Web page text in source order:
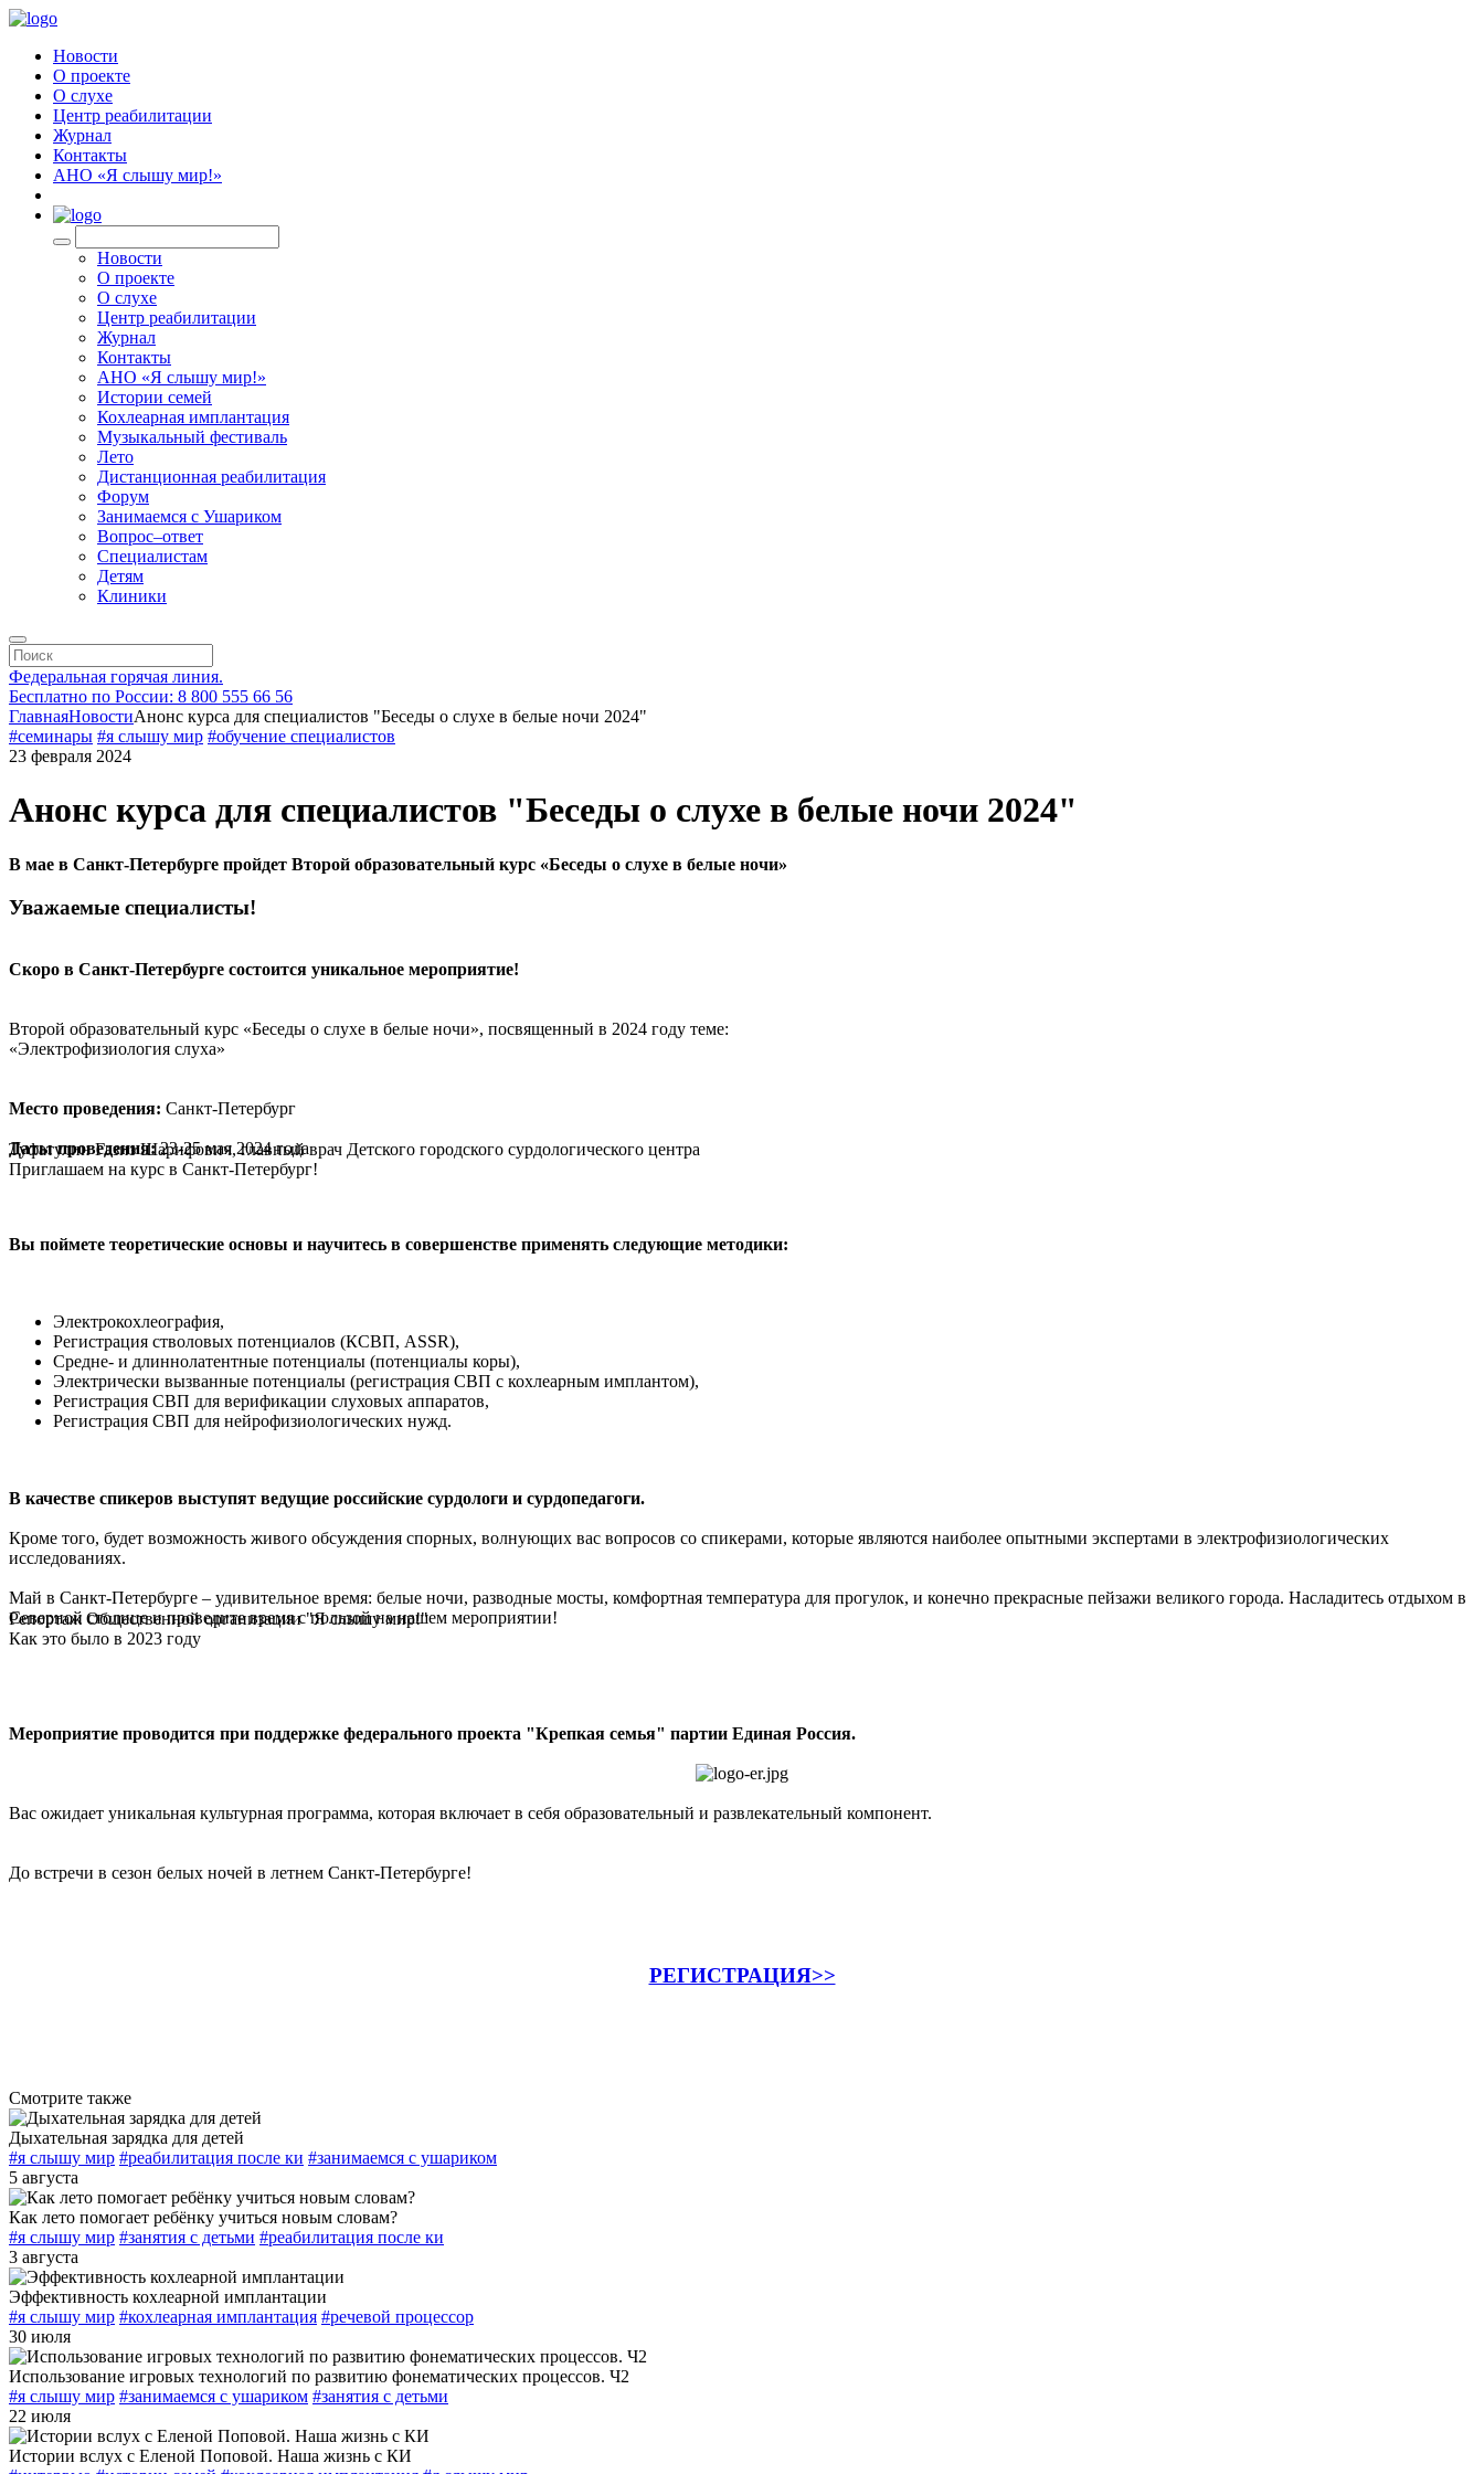
Новости
О проекте
О слухе
Центр реабилитации
Журнал
Контакты
АНО «Я слышу мир!»
Новости
О проекте
О слухе
Центр реабилитации
Журнал
Контакты
АНО «Я слышу мир!»
Истории семей
Кохлеарная имплантация
Музыкальный фестиваль
Лето
Дистанционная реабилитация
Форум
Занимаемся с Ушариком
Вопрос–ответ
Специалистам
Детям
Клиники
Федеральная горячая линия.
Бесплатно по России: 8 800 555 66 56
ГлавнаяНовостиАнонс курса для специалистов "Беседы о слухе в белые ночи 2024"
#семинары #я слышу мир #обучение специалистов
23 февраля 2024
Анонс курса для специалистов "Беседы о слухе в белые ночи 2024"
В мае в Санкт-Петербурге пройдет Второй образовательный курс «Беседы о слухе в белые ночи»
Уважаемые специалисты!
Скоро в Санкт-Петербурге состоится уникальное мероприятие!
Второй образовательный курс «Беседы о слухе в белые ночи», посвященный в 2024 году теме:
«Электрофизиология слуха»
Место проведения: Санкт-Петербург
Даты проведения:23-25 мая 2024 года
Туфатулин Газиз Шарифович, главный врач Детского городского сурдологического центра
Приглашаем на курс в Санкт-Петербург!
Вы поймете теоретические основы и научитесь в совершенстве применять следующие методики:
Электрокохлеография,
Регистрация стволовых потенциалов (КСВП, ASSR),
Средне- и длиннолатентные потенциалы (потенциалы коры),
Электрически вызванные потенциалы (регистрация СВП с кохлеарным имплантом),
Регистрация СВП для верификации слуховых аппаратов,
Регистрация СВП для нейрофизиологических нужд.
В качестве спикеров выступят ведущие российские сурдологи и сурдопедагоги.
Кроме того, будет возможность живого обсуждения спорных, волнующих вас вопросов со спикерами, которые являются наиболее опытными экспертами в электрофизиологических
исследованиях.
Май в Санкт-Петербурге – удивительное время: белые ночи, разводные мосты, комфортная температура для прогулок, и конечно прекрасные пейзажи великого города. Насладитесь отдыхом в
Северной столице и проведите время с пользой на нашем мероприятии!
Репортаж Общественной организации "Я слышу мир!"
Как это было в 2023 году
Мероприятие проводится при поддержке федерального проекта "Крепкая семья" партии Единая Россия.
Вас ожидает уникальная культурная программа, которая включает в себя образовательный и развлекательный компонент.
До встречи в сезон белых ночей в летнем Санкт-Петербурге!
РЕГИСТРАЦИЯ>>
Смотрите также
Дыхательная зарядка для детей
#я слышу мир #реабилитация после ки #занимаемся с ушариком
5 августа
Как лето помогает ребёнку учиться новым словам?
#я слышу мир #занятия с детьми #реабилитация после ки
3 августа
Эффективность кохлеарной имплантации
#я слышу мир #кохлеарная имплантация #речевой процессор
30 июля
Использование игровых технологий по развитию фонематических процессов. Ч2
#я слышу мир #занимаемся с ушариком #занятия с детьми
22 июля
Истории вслух с Еленой Поповой. Наша жизнь с КИ